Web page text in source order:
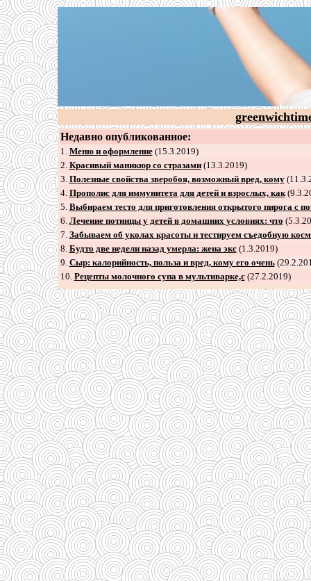
Недавно опубликованное:
1. Меню и оформление(15.3.2019)
2. Красивый маникюр со стразами(13.3.2019)
3. Полезные свойства зверобоя, возможный вред, кому
4. Прополис для иммунитета для детей и взрослых, как
5. Выбираем тесто для приготовления открытого пирога с
6. Лечение потницы у детей в домашних условиях: что
7. Забываем об уколах красоты и тестируем съедобную
8. Будто две недели назад умерла: жена экс(1.3.2019)
9. Сыр: калорийность, польза и вред, кому его очень
10. Рецепты молочного супа в мультиварке,с(27.2.2019)